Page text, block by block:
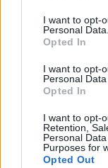
consent section.
I want to opt-
Personal Data.
Opted In
I want to opt-
Personal
Opted In
I want to opt-
Retention,
Personal
Purposes for
Opted Out
Odissea e
l’estate al cinema
Alessandro Tassinari · 5